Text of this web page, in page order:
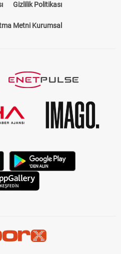
Gizlilik Politikası
Metni Kurumsal